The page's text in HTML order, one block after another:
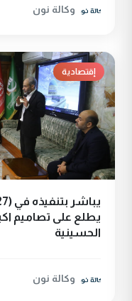
وكالة نون
إقتصادية
يطلع على تصاميم
الحسينية
وكالة نون